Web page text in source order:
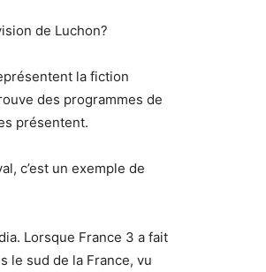
de Luchon?
la fiction
des programmes de
présentent.
c’est un exemple de
Lorsque France 3 a fait
le sud de la France, vu